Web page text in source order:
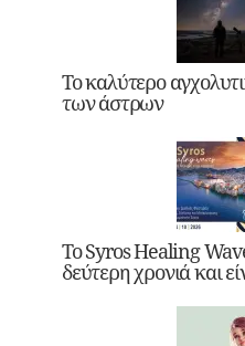
Το καλύτερο
των άστρων
Το Syros Healing
δεύτερη χρονιά και